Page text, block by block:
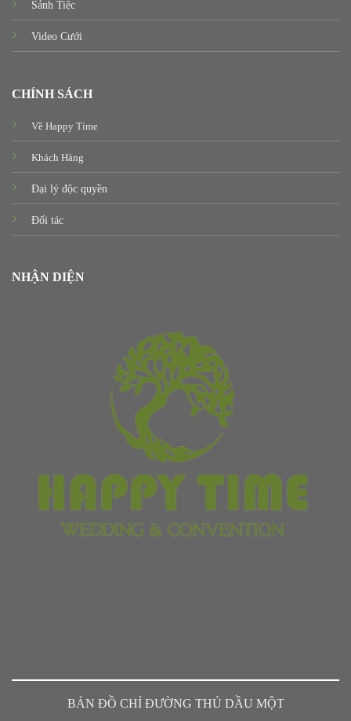
Sảnh Tiệc
Video Cưới
CHÍNH SÁCH
Về Happy Time
Khách Hàng
Đại lý độc quyền
Đối tác
NHẬN DIỆN
BẢN ĐỒ CHỈ ĐƯỜNG THỦ DẦU MỘT